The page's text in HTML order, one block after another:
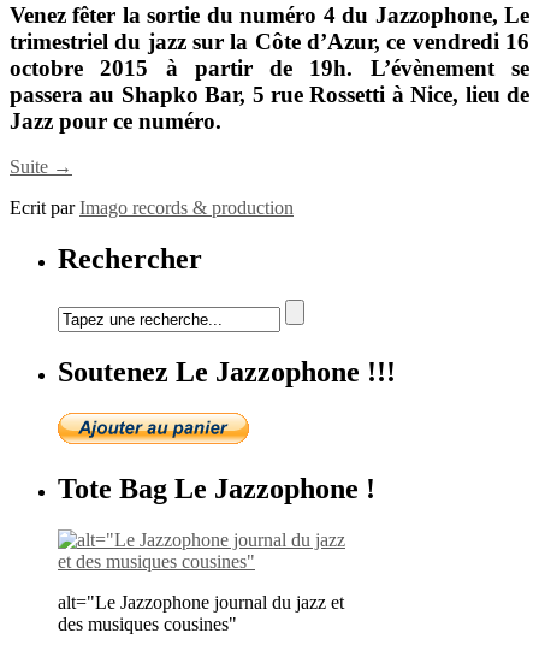
Venez fêter la sortie du numéro 4 du Jazzophone, Le
trimestriel du jazz sur la Côte d’Azur, ce vendredi 16
octobre 2015 à partir de 19h. L’évènement se
passera au Shapko Bar, 5 rue Rossetti àNice, lieu de
Jazz pour ce numéro.
Suite →
Ecrit parImago records & production
Rechercher
Soutenez Le Jazzophone !!!
Tote Bag Le Jazzophone !
alt="Le Jazzophone journal du jazz et
des musiques cousines"